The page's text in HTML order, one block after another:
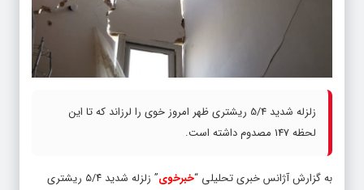
لحظه 147 مصدوم داشته است.
به گزارش آژانس خبری تحلیلی “
شهرستان خوی که در بخش فیرورق از این شهرستان به وقوع پیوست ،